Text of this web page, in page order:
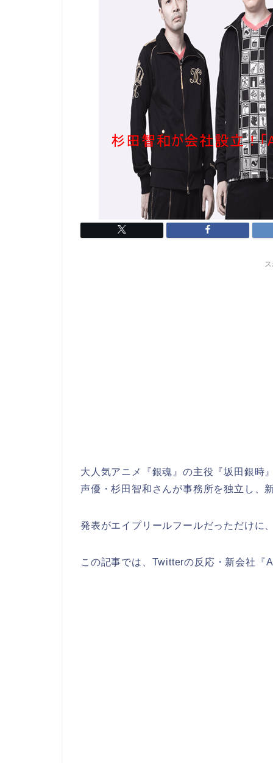
大人気アニメ『銀魂』の主役『坂田銀時
声優・杉田智和さんが事務所を独立し、
発表がエイプリールフールだっただけに
この記事では、Twitterの反応・新会社『